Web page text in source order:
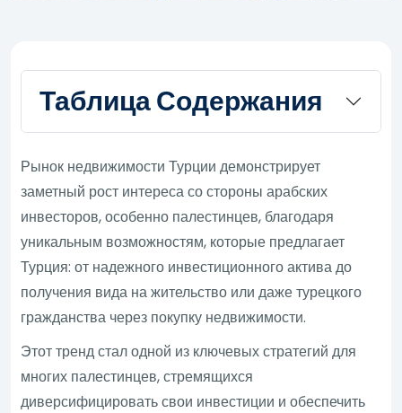
Таблица Содержания
Рынок недвижимости Турции демонстрирует
заметный рост интереса со стороны арабских
инвесторов, особенно палестинцев, благодаря
уникальным возможностям, которые предлагает
Турция: от надежного инвестиционного актива до
получения вида на жительство или даже турецкого
гражданства через покупку недвижимости.
Этот тренд стал одной из ключевых стратегий для
многих палестинцев, стремящихся
диверсифицировать свои инвестиции и обеспечить